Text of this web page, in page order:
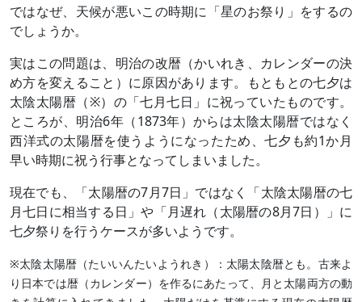
ではなぜ、天候が悪いこの時期に「星のお祭り」をするの
でしょうか。
実はこの問題は、明治の改暦（かいれき、カレンダーの決
め方を変えること）に原因があります。もともとの七夕は
太陰太陽暦（※）の「七月七日」に祝っていたものです。
ところが、明治6年（1873年）からは太陰太陽暦ではなく
西洋式の太陽暦を使うようになったため、七夕も約1か月
早い時期に祝う行事となってしまいました。
現在でも、「太陽暦の7月7日」ではなく「太陰太陽暦の七
月七日に相当する日」や「月遅れ（太陽暦の8月7日）」に
七夕祭りを行うケースが多いようです。
※太陰太陽暦（たいいんたいようれき）：太陽太陰暦とも。古来よ
り日本では暦（カレンダー）を作るにあたって、月と太陽両方の動